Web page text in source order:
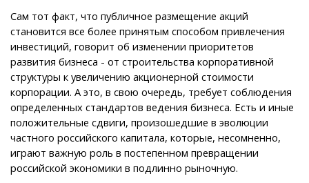
Сам тот факт, что публичное размещение акций
становится все более принятым способом привлечения
инвестиций, говорит об изменении приоритетов
развития бизнеса - от строительства корпоративной
структуры к увеличению акционерной стоимости
корпорации. А это, в свою очередь, требует соблюдения
определенных стандартов ведения бизнеса. Есть и иные
положительные сдвиги, произошедшие в эволюции
частного российского капитала, которые, несомненно,
играют важную роль в постепенном превращении
российской экономики в подлинно рыночную.